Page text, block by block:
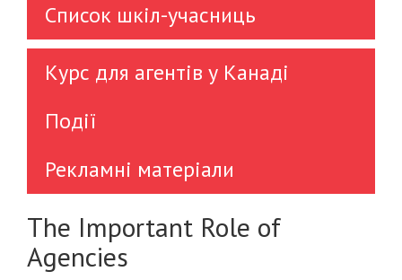
Список шкіл-учасниць
Курс для агентів у Канаді
Події
Рекламні матеріали
The Important Role of
Agencies